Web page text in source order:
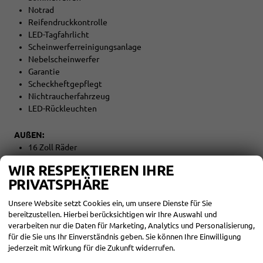
Notrad
Reifendruckkontrolle
LED-Tagfahrlicht
Scheinwerferreinigungsanlage
Nebelscheinwerfer
Garantie
Scheckheftgepflegt
Nichtraucherfahrzeug
LED-Rückleuchten
AUßEN:
16 Zoll Räder
Tageszulassung vor Auslieferung
Zwischenverkauf und Irrtümer für dieses Angebot sind
ausdrücklich vorbehalten. Die Fahrzeugbeschreibung dient
lediglich der allgemeinen Identifizierung des Fahrzeuges und
stellt keine Gewährleistung im kaufrechtlichen Sinne dar. Die
WIR RESPEKTIEREN IHRE
PRIVATSPHÄRE
Unsere Website setzt Cookies ein, um unsere Dienste für Sie
bereitzustellen. Hierbei berücksichtigen wir Ihre Auswahl und
verarbeiten nur die Daten für Marketing, Analytics und Personalisierung,
für die Sie uns Ihr Einverständnis geben. Sie können Ihre Einwilligung
jederzeit mit Wirkung für die Zukunft widerrufen.